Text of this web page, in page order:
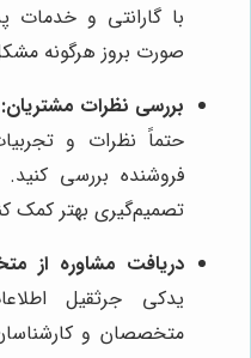
با گارانتی و
صورت بروز هرگونه
بررسی نظرات مشتریان:
حتماً نظرات و
فروشنده بررسی
تصمیم‌گیری بهتر کمک
دریافت مشاوره از
یدکی جرثقیل
متخصصان و